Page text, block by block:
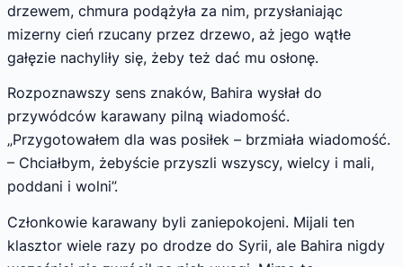
drzewem, chmura podążyła za nim, przysłaniając
mizerny cień rzucany przez drzewo, aż jego wątłe
gałęzie nachyliły się, żeby też dać mu osłonę.
Rozpoznawszy sens znaków, Bahira wysłał do
przywódców karawany pilną wiadomość.
„Przygotowałem dla was posiłek – brzmiała wiadomość.
– Chciałbym, żebyście przyszli wszyscy, wielcy i mali,
poddani i wolni”.
Członkowie karawany byli zaniepokojeni. Mijali ten
klasztor wiele razy po drodze do Syrii, ale Bahira nigdy